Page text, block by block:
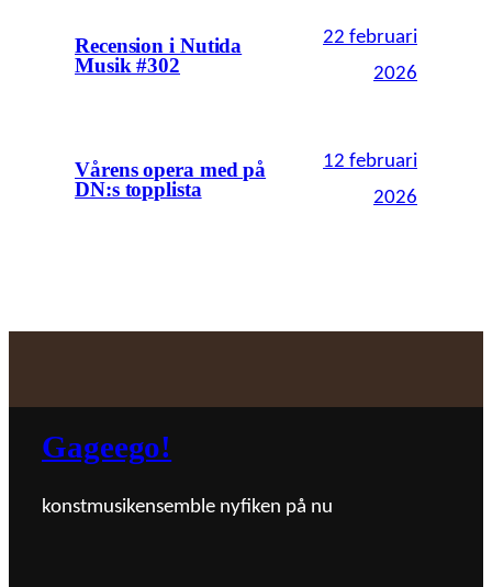
Recension i Nutida
Musik #302
22 februari
2026
Vårens opera med på
DN:s topplista
12 februari
2026
Gageego!
konstmusikensemble nyfiken på nu